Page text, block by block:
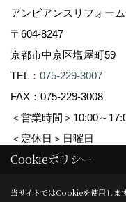
アンビアンスリフォー
〒604-8247
京都市中京区塩屋町59
TEL： 075-229-3007
FAX：075-229-3008
＜営業時間＞10:00～
＜定休日＞日曜日
Copyright (c) Ambiance
Cookieポリシー
当サイトではCookieを使用します